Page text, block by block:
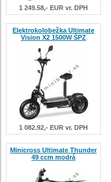
1 249.58,- EUR vr. DPH
Elektrokolobežka Ultimate
Vision X2 1500W ŠPZ
1 082.92,- EUR vr. DPH
Minicross Ultimate Thunder
49 ccm modrá